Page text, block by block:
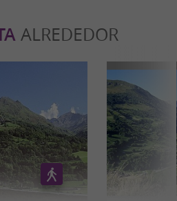
ALREDEDOR